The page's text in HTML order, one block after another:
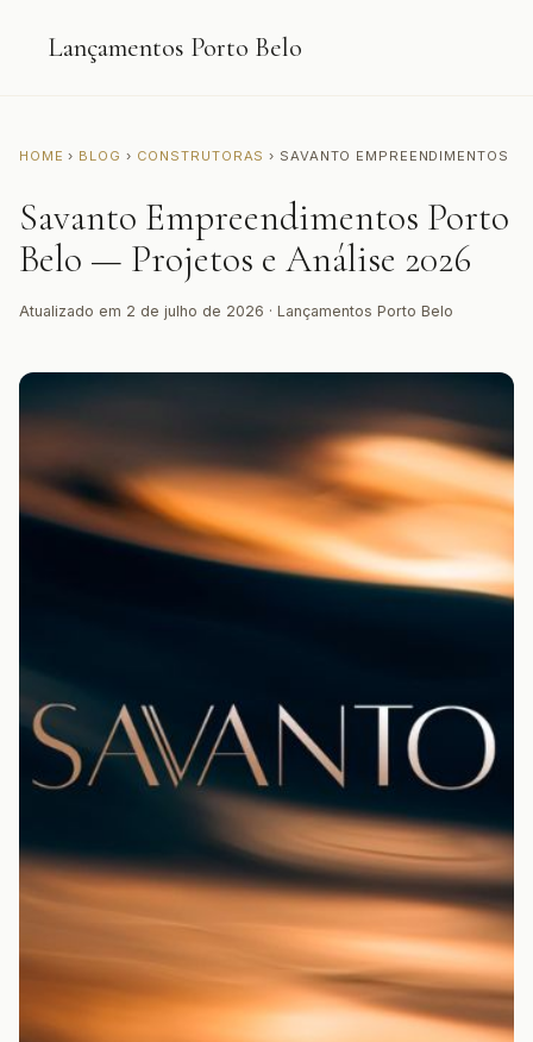
Lançamentos Porto Belo
HOME › BLOG › CONSTRUTORAS › SAVANTO EMPREENDIMENTOS
Savanto Empreendimentos Porto
Belo — Projetos e Análise 2026
Atualizado em 2 de julho de 2026 · Lançamentos Porto Belo